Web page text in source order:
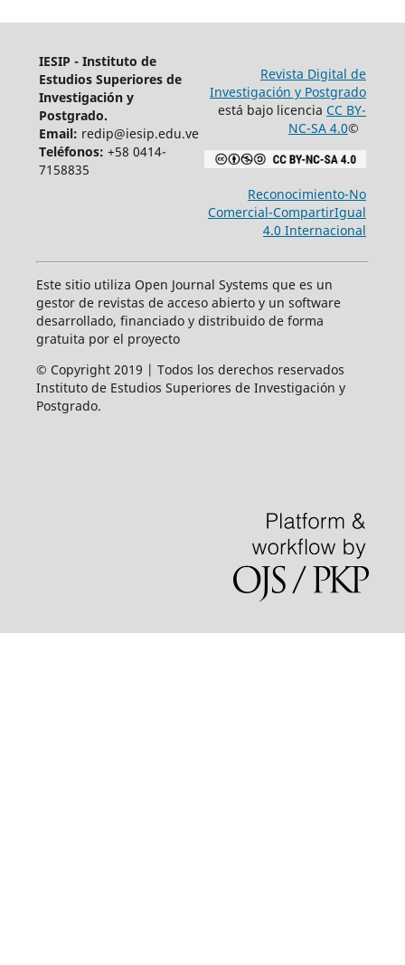
IESIP - Instituto de
Estudios Superiores de
Investigación y
Postgrado.
Email: redip@iesip.edu.ve
Teléfonos: +58 0414-
7158835
Revista Digital de
Investigación y Postgrado
está bajo licencia CC BY-
NC-SA 4.0©
Reconocimiento-No
Comercial-CompartirIgual
4.0 Internacional
Este sitio utiliza Open Journal Systems que es un
gestor de revistas de acceso abierto y un software
desarrollado, financiado y distribuido de forma
gratuita por el proyecto
© Copyright 2019 | Todos los derechos reservados
Instituto de Estudios Superiores de Investigación y
Postgrado.